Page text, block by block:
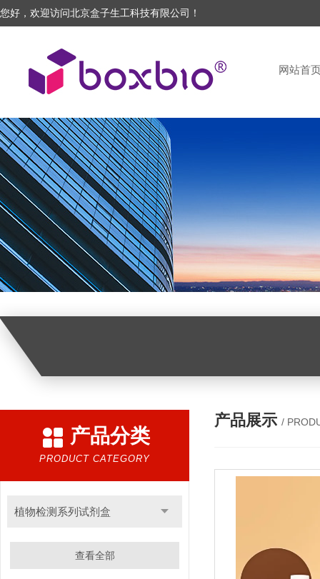
您好，欢迎访问北京盒子生工科技有限公司！
网站首
产品分类
PRODUCT CATEGORY
植物检测系列试剂盒
查看全部
产品展示 /